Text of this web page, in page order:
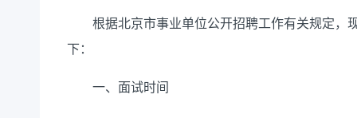
根据北京市事业单位公开招聘工作有关规定，
下：
一、面试时间